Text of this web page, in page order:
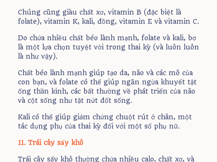
Chúng cũng giàu chất xơ, vitamin B (đặc biệt là
folate), vitamin K, kali, đồng, vitamin E và vitamin C.
Do chứa nhiều chất béo lành mạnh, folate và kali, bơ
là một lựa chọn tuyệt vời trong thai kỳ (và luôn luôn
là như vậy).
Chất béo lành mạnh giúp tạo da, não và các mô của
con bạn, và folate có thể giúp ngăn ngừa khuyết tật
ống thần kinh, các bất thường về phát triển của não
và cột sống như tật nứt đốt sống.
Kali có thể giúp giảm chứng chuột rút ở chân, một
tác dụng phụ của thai kỳ đối với một số phụ nữ.
11. Trái cây sấy khô
Trái cây sấy khô thường chứa nhiều calo, chất xơ, và